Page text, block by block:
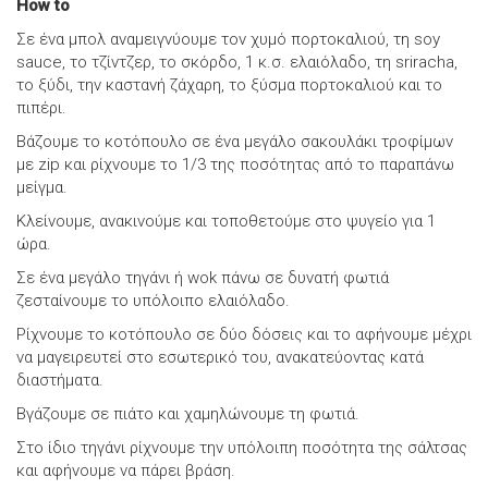
How to
Σε ένα μπολ αναμειγνύουμε τον χυμό πορτοκαλιού, τη soy
sauce, το τζίντζερ, το σκόρδο, 1 κ.σ. ελαιόλαδο, τη sriracha,
το ξύδι, την καστανή ζάχαρη, το ξύσμα πορτοκαλιού και το
πιπέρι.
Βάζουμε το κοτόπουλο σε ένα μεγάλο σακουλάκι τροφίμων
με zip και ρίχνουμε το 1/3 της ποσότητας από το παραπάνω
μείγμα.
Κλείνουμε, ανακινούμε και τοποθετούμε στο ψυγείο για 1
ώρα.
Σε ένα μεγάλο τηγάνι ή wok πάνω σε δυνατή φωτιά
ζεσταίνουμε το υπόλοιπο ελαιόλαδο.
Ρίχνουμε το κοτόπουλο σε δύο δόσεις και το αφήνουμε μέχρι
να μαγειρευτεί στο εσωτερικό του, ανακατεύοντας κατά
διαστήματα.
Βγάζουμε σε πιάτο και χαμηλώνουμε τη φωτιά.
Στο ίδιο τηγάνι ρίχνουμε την υπόλοιπη ποσότητα της σάλτσας
και αφήνουμε να πάρει βράση.